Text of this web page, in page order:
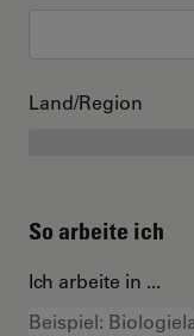
Land/Region
So arbeite ich
Ich arbeite in ...